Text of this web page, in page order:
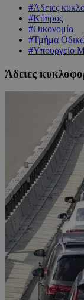
#Άδειες
#Κύπρος
#Οικονομία
#Τμήμα
#Υπουργείο
Άδειες